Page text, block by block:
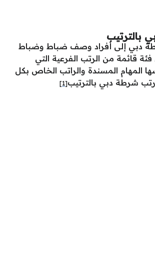
بالترتيب
دبي إلى أفراد وصف ضباط وضباط
قائمة من الرتب الفرعية التي
المهام المسندة والراتب الخاص بكل
رتب شرطة دبي بالترتيب[1]